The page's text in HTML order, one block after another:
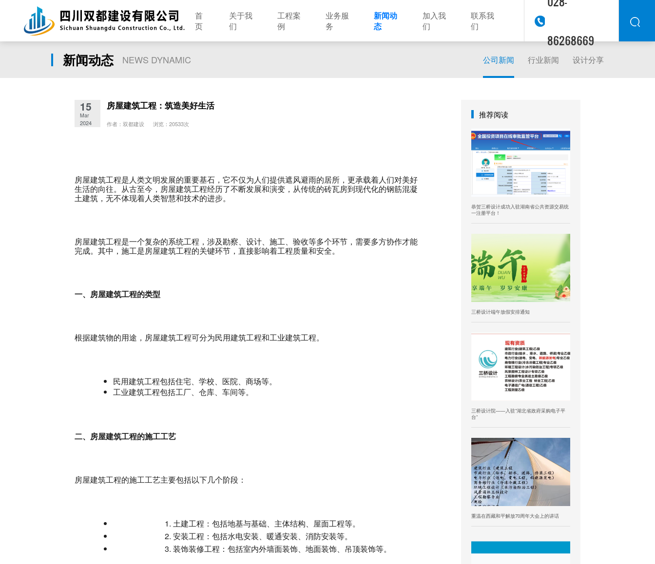
首
页
关于我
们
工程案
例
业务服
务
新闻动
态
加入我
们
联系我
们
86268669
新闻动态 NEWS DYNAMIC 公司新闻 行业新闻 设计分享
15
Mar
2024
房屋建筑工程：筑造美好生活
作者：双都建设 浏览：20533次
房屋建筑工程是人类文明发展的重要基石，它不仅为人们提供遮风避雨的居所，更承载着人们对美好
生活的向往。从古至今，房屋建筑工程经历了不断发展和演变，从传统的砖瓦房到现代化的钢筋混凝
土建筑，无不体现着人类智慧和技术的进步。
房屋建筑工程是一个复杂的系统工程，涉及勘察、设计、施工、验收等多个环节，需要多方协作才能
完成。其中，施工是房屋建筑工程的关键环节，直接影响着工程质量和安全。
一、房屋建筑工程的类型
根据建筑物的用途，房屋建筑工程可分为民用建筑工程和工业建筑工程。
民用建筑工程包括住宅、学校、医院、商场等。
工业建筑工程包括工厂、仓库、车间等。
二、房屋建筑工程的施工工艺
房屋建筑工程的施工工艺主要包括以下几个阶段：
土建工程：包括地基与基础、主体结构、屋面工程等。
安装工程：包括水电安装、暖通安装、消防安装等。
装饰装修工程：包括室内外墙面装饰、地面装饰、吊顶装饰等。
推荐阅读
恭贺三桥设计成功入驻湖南省公共资源交易统
一注册平台！
三桥设计端午放假安排通知
三桥设计院——入驻”湖北省政府采购电子平
台”
重温在西藏和平解放70周年大会上的讲话